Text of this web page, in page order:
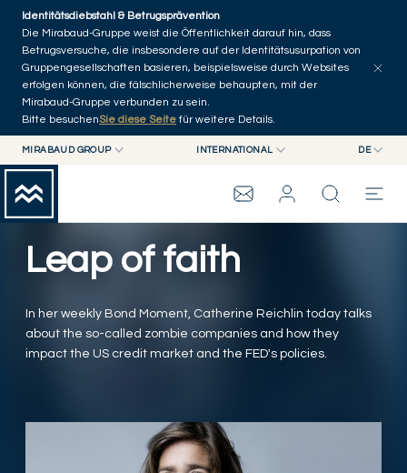
Skip to main content
Identitätsdiebstahl & Betrugsprävention
Die Mirabaud-Gruppe weist die Öffentlichkeit darauf hin, dass
Betrugsversuche, die insbesondere auf der Identitätsusurpation von
Gruppengesellschaften basieren, beispielsweise durch Websites
erfolgen können, die fälschlicherweise behaupten, mit der
Mirabaud-Gruppe verbunden zu sein.
Bitte besuchenSie diese Seite für weitere Details.
MIRABAUD GROUP
MIRABAUD ASSET MANAGEMENT
MIRABAUD INVESTMENTS
INTERNATIONAL
SCHWEIZ
DE
FR
DE
MIRABAUD-GRUPPE
THE VIEW
SERVICES
Startseite
Leap of faith
In her weekly Bond Moment, Catherine Reichlin today talks
about the so-called zombie companies and how they
impact the US credit market and the FED's policies.